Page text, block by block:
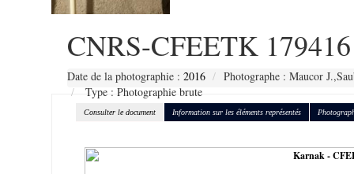
CNRS-CFEETK 179416
Date de la photographie : 2016
Photographe : Maucor
Type : Photographie brute
Consulter le document Information sur les éléments représentés